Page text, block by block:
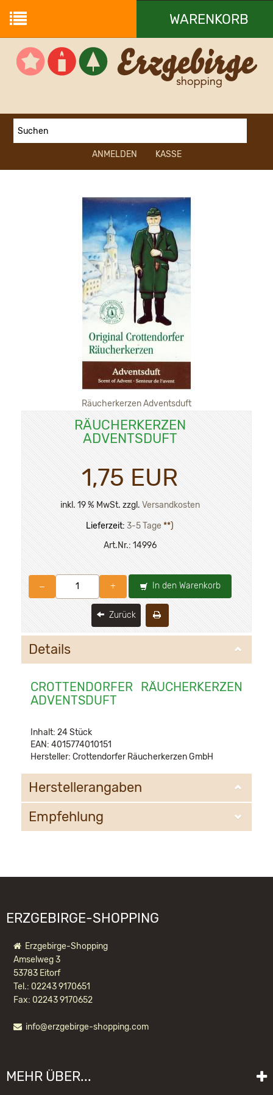
WARENKORB
Ihr Warenkorb ist leer.
ANMELDEN KASSE
Räucherkerzen Adventsduft
RÄUCHERKERZEN
ADVENTSDUFT
1,75 EUR
inkl. 19 % MwSt. zzgl. Versandkosten
Lieferzeit: 3-5 Tage **)
Art.Nr.: 14996
– + In den Warenkorb
Zurück
Details
CROTTENDORFER RÄUCHERKERZEN
ADVENTSDUFT
Inhalt: 24 Stück
EAN: 4015774010151
Hersteller: Crottendorfer Räucherkerzen GmbH
Herstellerangaben
Crottendorfer Räucherkerzen GmbH
Empfehlung
ERZGEBIRGE-SHOPPING
Erzgebirge-Shopping
Amselweg 3
53783 Eitorf
Tel.: 02243 9170651
Fax: 02243 9170652
info@erzgebirge-shopping.com
MEHR ÜBER...